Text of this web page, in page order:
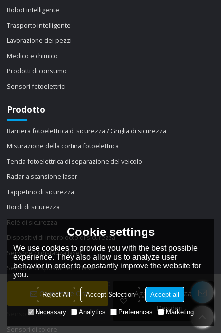
Contattare Ora
Aggiungi Alla Lista Dei
Desideri
Robot intelligente
Trasporto intelligente
Lavorazione dei pezzi
Medico e chimico
Prodotti di consumo
Sensori fotoelettrici
Prodotto
Barriera fotoelettrica di sicurezza / Griglia di sicurezza
Misurazione della cortina fotoelettrica
Tenda fotoelettrica di separazione del veicolo
Radar a scansione laser
Tappetino di sicurezza
Bordi di sicurezza
Relè di sicurezza
Dispositivi di interblocco di sicurezza
Sensore di distanza laser
Sensore di spostamento laser
Sensore di spostamento a contatto
Sensore a ultrasuoni
Sensori fotoelettrici
Sensori di colore
Cookie settings
We use cookies to provide you with the best possible
experience. They also allow us to analyze user
behavior in order to constantly improve the website for
you.
Reject All Accept Selection Accept all
Necessary Analytics Preferences Marketing